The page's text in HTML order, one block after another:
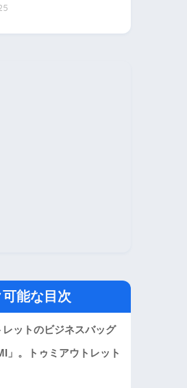
能な目次
ットのビジネスバッグ
」。トゥミアウトレット